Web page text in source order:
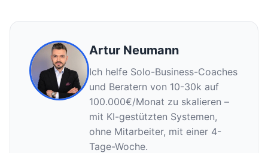
Artur Neumann
Ich helfe Solo-Business-Coaches
und Beratern von 10-30k auf
100.000€/Monat zu skalieren –
mit KI-gestützten Systemen,
ohne Mitarbeiter, mit einer 4-
Tage-Woche.